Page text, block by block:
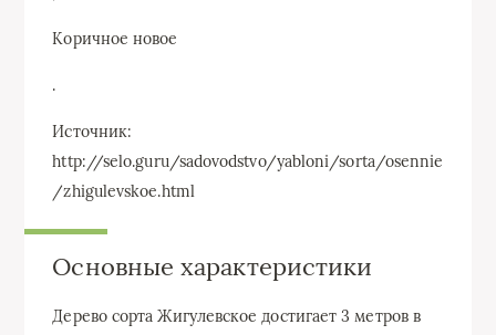
Коричное новое
.
Источник:
http://selo.guru/sadovodstvo/yabloni/sorta/osennie
/zhigulevskoe.html
Основные характеристики
Дерево сорта Жигулевское достигает 3 метров в